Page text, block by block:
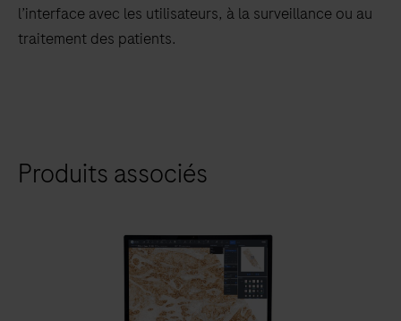
l’interface avec les utilisateurs, à la surveillance ou au
traitement des patients.
Produits associés